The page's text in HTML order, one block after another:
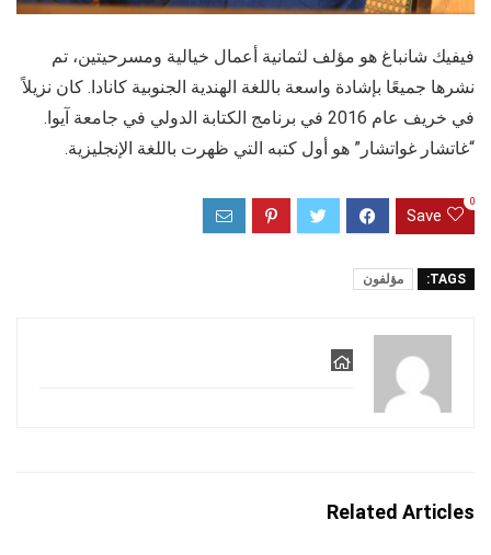
فيفيك شانباغ هو مؤلف لثمانية أعمال خيالية ومسرحيتين، تم
نشرها جميعًا بإشادة واسعة باللغة الهندية الجنوبية كانادا. كان نزيلاً
في خريف عام 2016 في برنامج الكتابة الدولي في جامعة آيوا.
“غاتشار غواتشار” هو أول كتبه التي ظهرت باللغة الإنجليزية.
Save
0
TAGS: مؤلفون
Related Articles